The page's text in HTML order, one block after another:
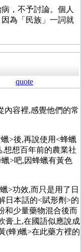
，不予討論。個人
為「民族」一詞就
quote
內容裡,感覺他們的常
>後,再說使用<蜂蠟
想想百年前的農業社
>吧,因蜂蠟有黃色
>功效,而只是用了日
日本話的<賦形劑>的
和少量藥物混合後而
膏上,在國語似應說成
(蜂)蠟>在此藥方裡的